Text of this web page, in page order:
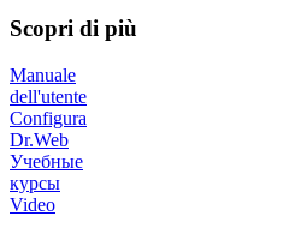
Scopri di più
Manuale
dell'utente
Configura
Dr.Web
Учебные
курсы
Video